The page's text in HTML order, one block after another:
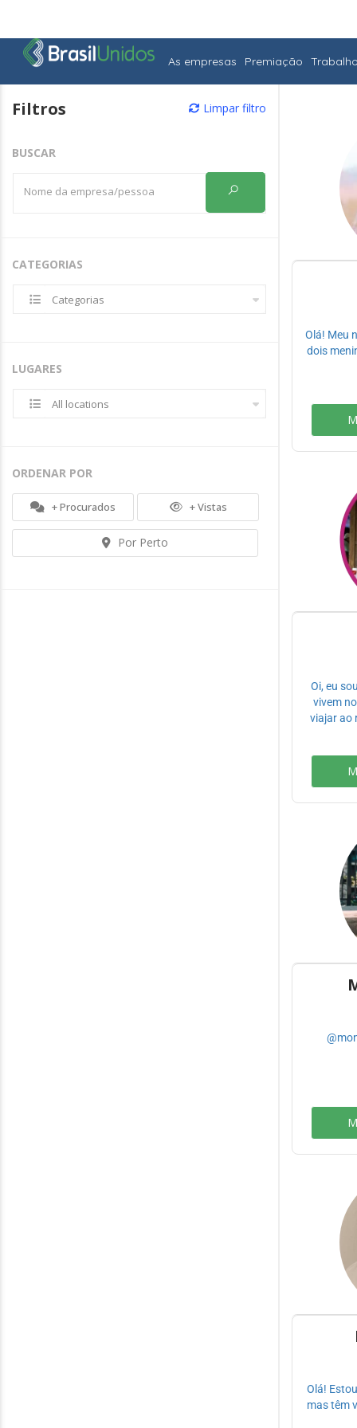
As empresas Premiação
Filtros Limpar filtro
BUSCAR
CATEGORIAS
Categorias
LUGARES
All locations
ORDENAR POR
+ Procurados + Vistas
Por Perto
Olá! Meu
dois
Oi, eu
vivem
viajar ao
Olá!
mas têm